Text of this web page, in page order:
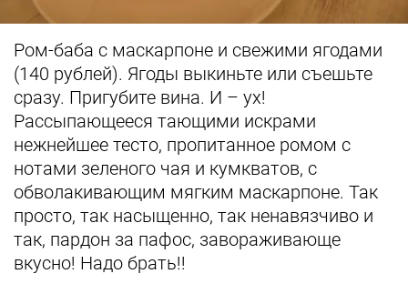
Ром-баба с маскарпоне и свежими ягодами
(140 рублей). Ягоды выкиньте или съешьте
сразу. Пригубите вина. И – ух!
Рассыпающееся тающими искрами
нежнейшее тесто, пропитанное ромом с
нотами зеленого чая и кумкватов, с
обволакивающим мягким маскарпоне. Так
просто, так насыщенно, так ненавязчиво и
так, пардон за пафос, завораживающе
вкусно! Надо брать!!